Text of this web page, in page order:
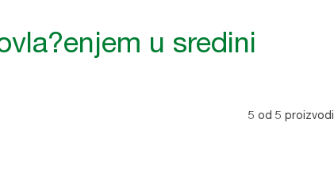
u sredini
5 od 5 proizvodi